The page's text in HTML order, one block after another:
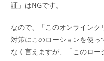
証」はNGです。
なので、「このオンラインク
対策にこのローションを使っ
なく言えますが、「このロー